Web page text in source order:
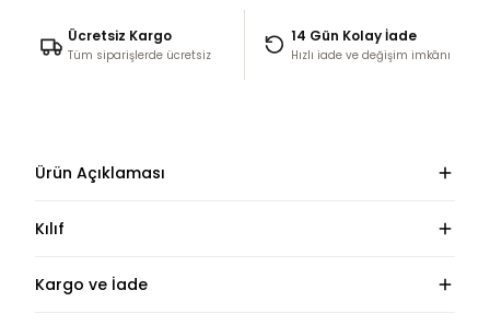
Ücretsiz Kargo
Tüm siparişlerde ücretsiz
14 Gün Kolay İade
Hızlı iade ve değişim imkânı
Ürün Açıklaması
Kılıf
Kargo ve İade